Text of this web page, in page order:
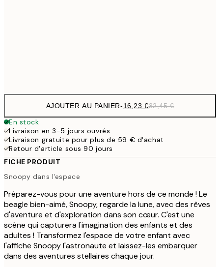
AJOUTER AU PANIER-16,23 €32,45 €
En stock
Livraison en 3-5 jours ouvrés
Livraison gratuite pour plus de 59 € d'achat
Retour d'article sous 90 jours
FICHE PRODUIT
Snoopy dans l'espace
Préparez-vous pour une aventure hors de ce monde ! Le
beagle bien-aimé, Snoopy, regarde la lune, avec des rêves
d'aventure et d'exploration dans son cœur. C'est une
scène qui capturera l'imagination des enfants et des
adultes ! Transformez l'espace de votre enfant avec
l'affiche Snoopy l'astronaute et laissez-les embarquer
dans des aventures stellaires chaque jour.